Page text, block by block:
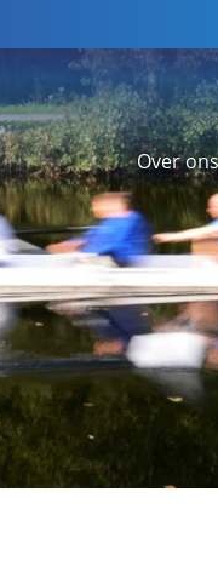
Over ons